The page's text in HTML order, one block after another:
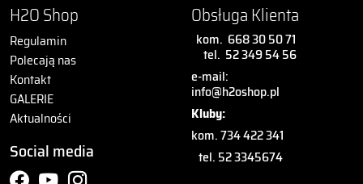
H2O Shop
Regulamin
Polecają nas
Kontakt
GALERIE
Aktualności
Social media
Obsługa Klienta
kom. 668 30 50 71
tel. 52 349 54 56
e-mail:
info@h2oshop.pl
Kluby:
kom. 734 422 341
tel. 52 3345674